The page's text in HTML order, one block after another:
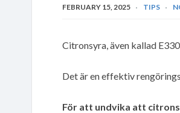
FEBRUARY 15, 2025 TIPS
Citronsyra, även kallad
Det är en effektiv
För att undvika att